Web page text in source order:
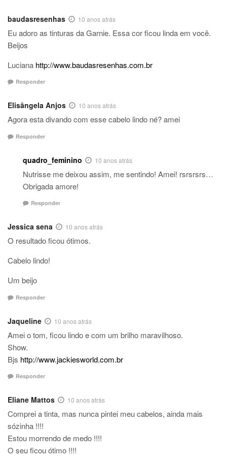
baudasresenhas 10 anos atrás
Eu adoro as tinturas da Garnie. Essa cor ficou linda em você.
Beijos
Luciana http://www.baudasresenhas.com.br
Responder
Elisângela Anjos 10 anos atrás
Agora esta divando com esse cabelo lindo né? amei
Responder
quadro_feminino 10 anos atrás
Nutrisse me deixou assim, me sentindo! Amei! rsrsrsrs…
Obrigada amore!
Responder
Jessica sena 10 anos atrás
O resultado ficou ótimos.
Cabelo lindo!
Um beijo
Responder
Jaqueline 10 anos atrás
Amei o tom, ficou lindo e com um brilho maravilhoso.
Show.
Bjs http://www.jackiesworld.com.br
Responder
Eliane Mattos 10 anos atrás
Comprei a tinta, mas nunca pintei meu cabelos, ainda mais
sózinha !!!!
Estou morrendo de medo !!!!
O seu ficou ótimo !!!!